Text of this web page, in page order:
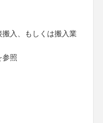
入、もしくは搬入業
参照